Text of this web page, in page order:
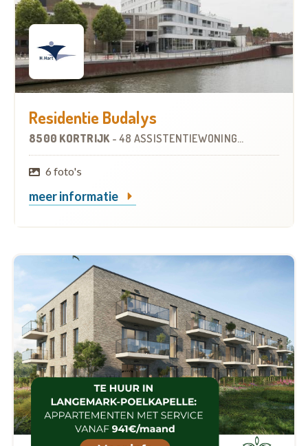
Residentie Budalys
8500 KORTRIJK - 48 ASSISTENTIEWONINGEN
6 foto's
meer informatie